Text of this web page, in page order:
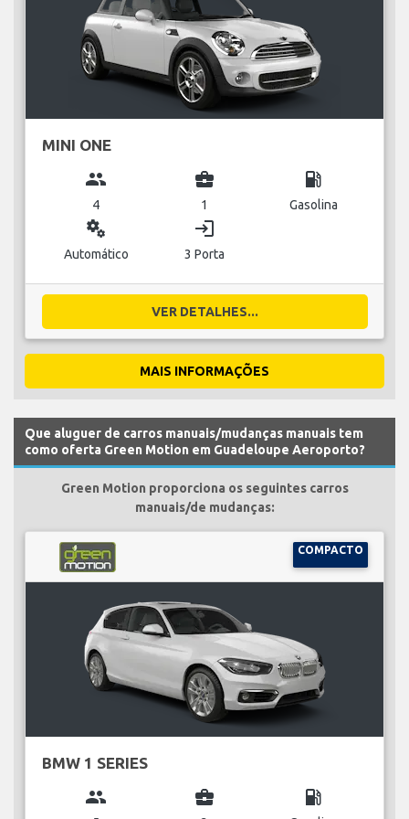
MINI ONE
group
4
business_center
1
local_gas_station
Gasolina
miscellaneous_services
Automático
login
3 Porta
VER DETALHES...
MAIS INFORMAÇÕES
Que aluguer de carros manuais/mudanças manuais tem
como oferta Green Motion em Guadeloupe Aeroporto?
Green Motion proporciona os seguintes carros
manuais/de mudanças:
COMPACTO
BMW 1 SERIES
group business_center local_gas_station